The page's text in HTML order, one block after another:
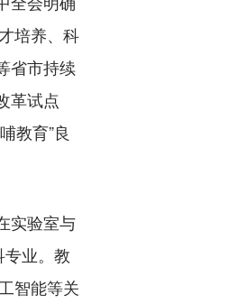
培养、科
省市持续
革试点
教育”良
实验室与
业。教
智能等关